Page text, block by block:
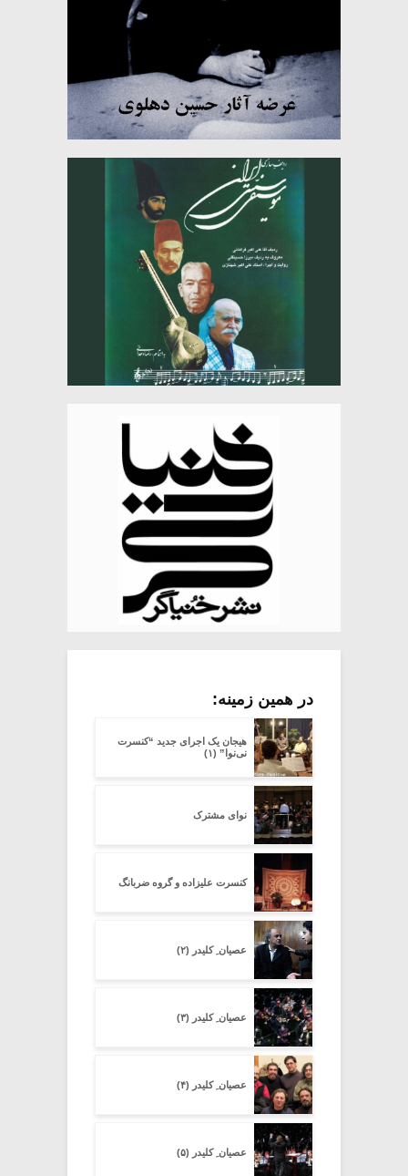
در همین زمینه:
هیجان یک اجرای جدید “کنسرت
نی‌نوا” (۱)
نوای مشترک
کنسرت علیزاده و گروه ضربانگ
عصیان ِ کلیدر (۲)
عصیان ِ کلیدر (۳)
عصیان ِ کلیدر (۴)
عصیان ِ کلیدر (۵)